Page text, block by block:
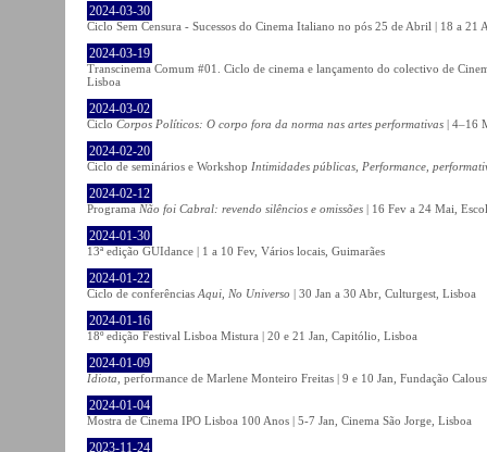
2024-03-30
Ciclo Sem Censura - Sucessos do Cinema Italiano no pós 25 de Abril | 18 a
2024-03-19
Transcinema Comum #01. Ciclo de cinema e lançamento do colectivo de
Lisboa
2024-03-02
Ciclo Corpos Políticos: O corpo fora da norma nas artes performativas | 4–16
2024-02-20
Ciclo de seminários e Workshop Intimidades públicas, Performance,
2024-02-12
Programa Não foi Cabral: revendo silêncios e omissões | 16 Fev a 24 Mai,
2024-01-30
13ª edição GUIdance | 1 a 10 Fev, Vários locais, Guimarães
2024-01-22
Ciclo de conferências Aqui, No Universo | 30 Jan a 30 Abr, Culturgest, Lisboa
2024-01-16
18º edição Festival Lisboa Mistura | 20 e 21 Jan, Capitólio, Lisboa
2024-01-09
Idiota , performance de Marlene Monteiro Freitas | 9 e 10 Jan, Fundação
2024-01-04
Mostra de Cinema IPO Lisboa 100 Anos | 5-7 Jan, Cinema São Jorge, Lisboa
2023-11-24